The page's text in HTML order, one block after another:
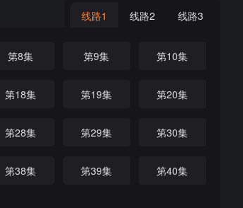
线路1 线路2 线路3
第8集 第9集 第10集
第18集 第19集 第20集
第28集 第29集 第30集
第38集 第39集 第40集